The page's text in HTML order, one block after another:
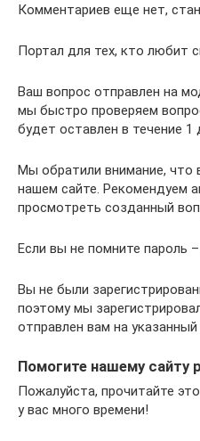
Комментариев еще нет,
Портал для тех, кто любит
Ваш вопрос отправлен на
мы быстро проверяем
будет оставлен в течение 1
Мы обратили внимание, что
нашем сайте. Рекомендуем
просмотреть созданный
Если вы не помните пароль
Вы не были
поэтому мы
отправлен вам на
Помогите нашему сайту
Пожалуйста, прочитайте
у вас много времени!